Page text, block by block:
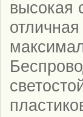
высокая